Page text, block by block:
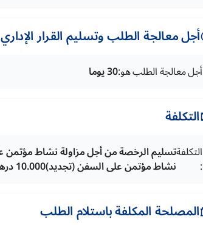
أجل معالجة الطلب وتسليم القرار الإداري
أجل معالجة الطلب هو:30 يوما
التكلفة
التكلفة
: نشاط مؤتمن على السفن (تجديد)10.000 درهم
المصلحة المكلفة باستلام الطلب